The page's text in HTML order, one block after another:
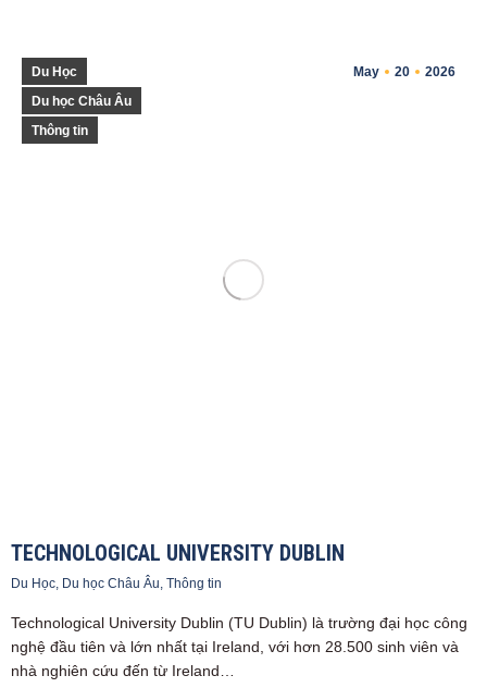
May 20 2026
Du Học
Du học Châu Âu
Thông tin
TECHNOLOGICAL UNIVERSITY DUBLIN
Du Học, Du học Châu Âu, Thông tin
Technological University Dublin (TU Dublin) là trường đại học công
nghệ đầu tiên và lớn nhất tại Ireland, với hơn 28.500 sinh viên và
nhà nghiên cứu đến từ Ireland…